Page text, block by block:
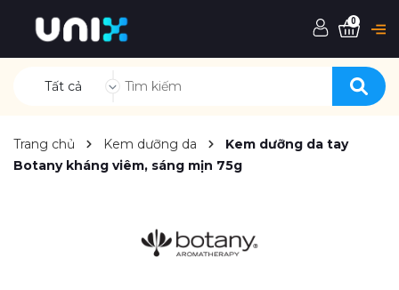
Tất cả
0
Trang chủ Kem dưỡng da
Kem dưỡng da tay
Botany kháng viêm, sáng mịn 75g